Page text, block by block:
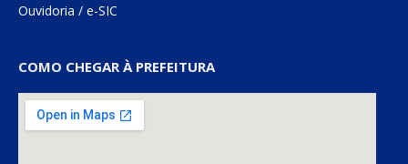
Ouvidoria / e-SIC
COMO CHEGAR À PREFEITURA